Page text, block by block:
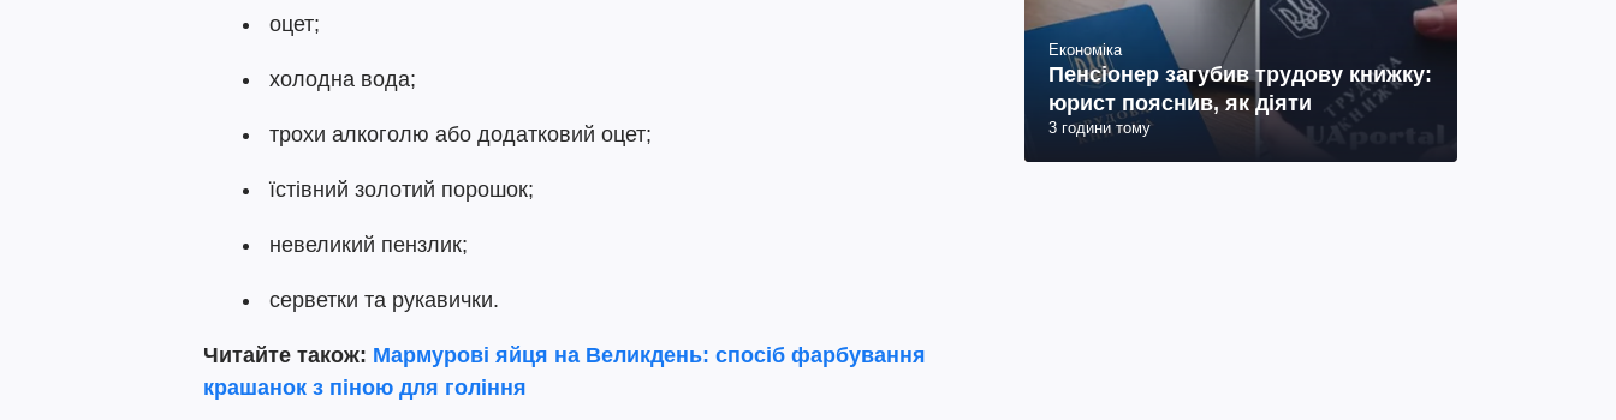
оцет;
холодна вода;
трохи алкоголю або додатковий оцет;
їстівний золотий порошок;
невеликий пензлик;
серветки та рукавички.
Читайте також: Мармурові яйця на Великдень: спосіб фарбування
крашанок з піною для гоління
Економіка
Пенсіонер загубив трудову книжку:
юрист пояснив, як діяти
3 години тому